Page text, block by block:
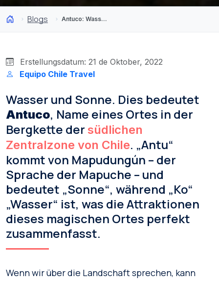
Blogs Antuco: Wasserfälle, Wälder und Vulkane an einem Ort
Erstellungsdatum: 21 de Oktober, 2022
Equipo Chile Travel
Wasser und Sonne. Dies bedeutet
Antuco, Name eines Ortes in der
Bergkette der südlichen
Zentralzone von Chile. „Antu“
kommt von Mapudungún – der
Sprache der Mapuche – und
bedeutet „Sonne“, während „Ko“
„Wasser“ ist, was die Attraktionen
dieses magischen Ortes perfekt
zusammenfasst.
Wenn wir über die Landschaft sprechen, kann